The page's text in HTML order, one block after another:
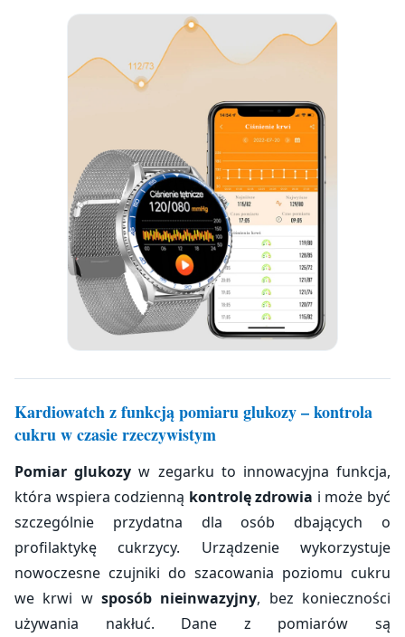
Kardiowatch z funkcją pomiaru glukozy – kontrola
cukru w czasie rzeczywistym
Pomiar glukozy w zegarku to innowacyjna funkcja,
która wspiera codzienną kontrolę zdrowia i może być
szczególnie przydatna dla osób dbających o
profilaktykę cukrzycy. Urządzenie wykorzystuje
nowoczesne czujniki do szacowania poziomu cukru
we krwi w sposób nieinwazyjny, bez konieczności
używania nakłuć. Dane z pomiarów są